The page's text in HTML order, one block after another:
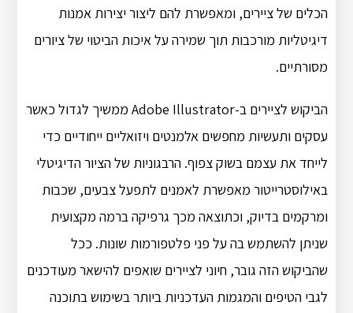
הכלים של ציירים, ומאפשרת להם ליצור יצירות אמנות
דיגיטליות מורכבות תוך שמירה על איכות הביטוי של ציורים
מסורתיים.
הביקוש לציירים ב-Adobe Illustrator ממשיך לגדול כאשר
עסקים ותעשיות מחפשים אלמנטים ויזואליים ייחודיים כדי
לייחד את עצמם בשוק צפוף. הרבגוניות של הציור הדיגיטלי
באילוסטרייטור מאפשרת לאמנים לתפעל צבעים, שכבות
ומרקמים בדיוק, וכתוצאה מכך גרפיקה ברמה מקצועית
שניתן להשתמש בה על פני פלטפורמות שונות. ככל
שהביקוש הזה גובר, חיוני לציירים שואפים להישאר מעודכנים
לגבי הטיפים והמגמות העדכניות ביותר בשימוש בתוכנה